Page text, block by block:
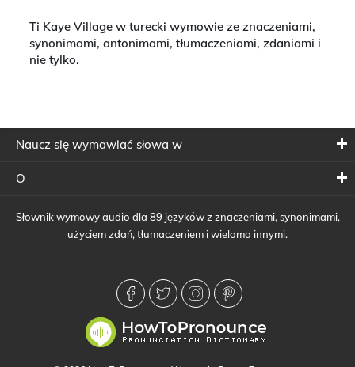
Ti Kaye Village w turecki wymowie ze znaczeniami,
synonimami, antonimami, tłumaczeniami, zdaniami i
nie tylko.
Naucz się wymawiać słowa w
O
Słownik wymowy audio dla 89 języków z znaczeniami, synonimami,
użyciem zdań, tłumaczeniem i wieloma innymi.